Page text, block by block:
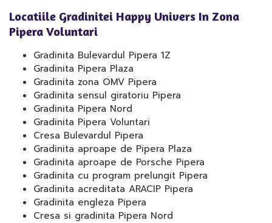
Locatiile Gradinitei Happy Univers In Zona
Pipera Voluntari
Gradinita Bulevardul Pipera 1Z
Gradinita Pipera Plaza
Gradinita zona OMV Pipera
Gradinita sensul giratoriu Pipera
Gradinita Pipera Nord
Gradinita Pipera Voluntari
Cresa Bulevardul Pipera
Gradinita aproape de Pipera Plaza
Gradinita aproape de Porsche Pipera
Gradinita cu program prelungit Pipera
Gradinita acreditata ARACIP Pipera
Gradinita engleza Pipera
Cresa si gradinita Pipera Nord